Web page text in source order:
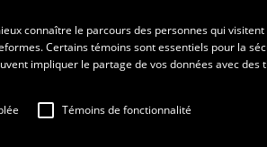
connaître le parcours des personnes qui
Certains témoins sont essentiels pour la
impliquer le partage de vos données avec des
Témoins de fonctionnalité